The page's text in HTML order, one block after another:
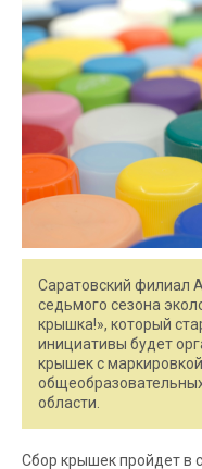
Саратовский филиал
седьмого сезона
крышка!», который
инициативы будет
крышек с
области.
Сбор крышек пройдет в